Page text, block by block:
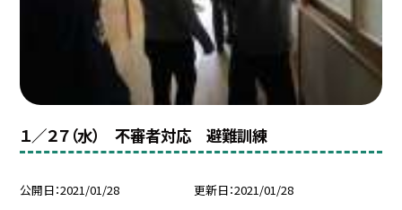
１／２７（水） 不審者対応 避難訓練
公開日 2021/01/28 更新日 2021/01/28